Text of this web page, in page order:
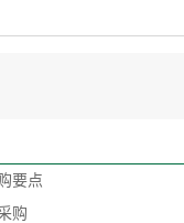
要点
购